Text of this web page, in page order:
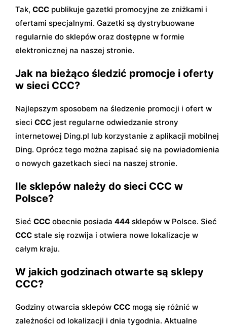
Tak, CCC publikuje gazetki promocyjne ze zniżkami i
ofertami specjalnymi. Gazetki są dystrybuowane
regularnie do sklepów oraz dostępne w formie
elektronicznej na naszej stronie.
Jak na bieżąco śledzić promocje i oferty
w sieci CCC?
Najlepszym sposobem na śledzenie promocji i ofert w
sieci CCC jest regularne odwiedzanie strony
internetowej Ding.pl lub korzystanie z aplikacji mobilnej
Ding. Oprócz tego można zapisać się na powiadomienia
o nowych gazetkach sieci na naszej stronie.
Ile sklepów należy do sieci CCC w
Polsce?
Sieć CCC obecnie posiada 444 sklepów w Polsce. Sieć
CCC stale się rozwija i otwiera nowe lokalizacje w
całym kraju.
W jakich godzinach otwarte są sklepy
CCC?
Godziny otwarcia sklepów CCC mogą się różnić w
zależności od lokalizacji i dnia tygodnia. Aktualne